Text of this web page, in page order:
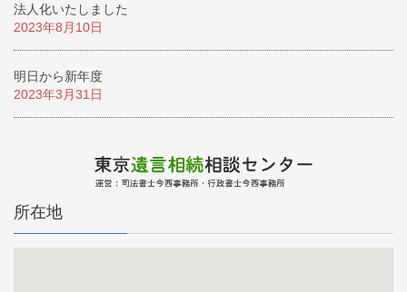
法人化いたしました
2023年8月10日
明日から新年度
2023年3月31日
所在地